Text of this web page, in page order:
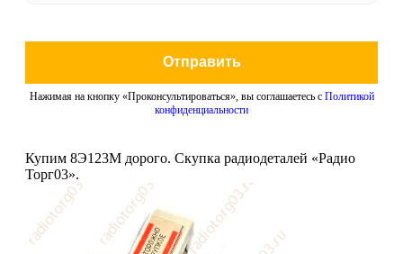
Отправить
Нажимая на кнопку «Проконсультироваться», вы соглашаетесь с Политикой
конфиденциальности
Купим 8Э123М дорого. Скупка радиодеталей «Радио
Торг03».